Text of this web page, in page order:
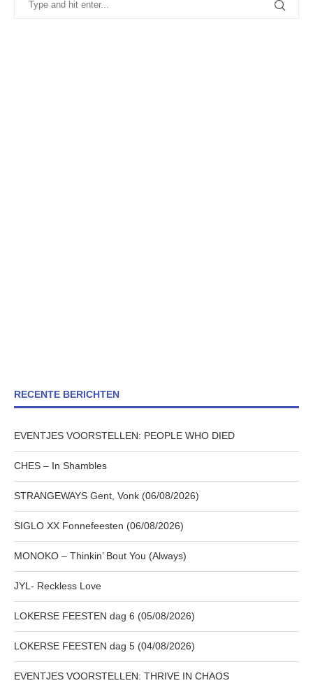
RECENTE BERICHTEN
EVENTJES VOORSTELLEN: PEOPLE WHO DIED
CHES – In Shambles
STRANGEWAYS Gent, Vonk (06/08/2026)
SIGLO XX Fonnefeesten (06/08/2026)
MONOKO – Thinkin’ Bout You (Always)
JYL- Reckless Love
LOKERSE FEESTEN dag 6 (05/08/2026)
LOKERSE FEESTEN dag 5 (04/08/2026)
EVENTJES VOORSTELLEN: THRIVE IN CHAOS